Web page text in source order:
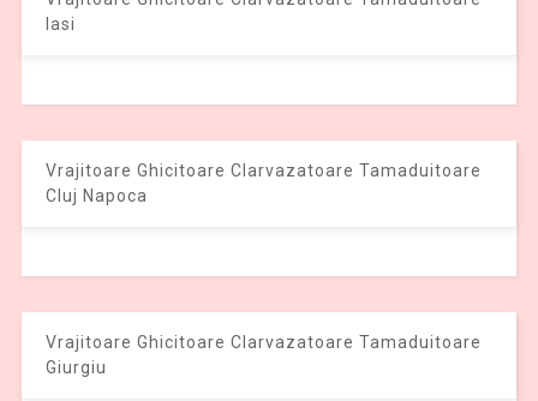
Iasi
Vrajitoare Ghicitoare Clarvazatoare Tamaduitoare
Cluj Napoca
Vrajitoare Ghicitoare Clarvazatoare Tamaduitoare
Giurgiu